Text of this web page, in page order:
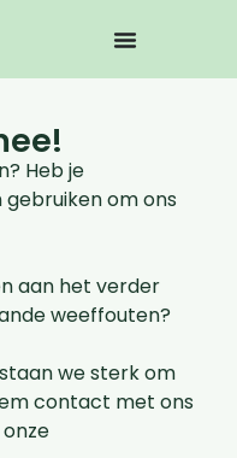
Heb je
om ons
aan het verder
weeffouten?
we sterk om
contact met ons